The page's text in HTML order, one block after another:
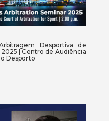
Desportiva de
| Centro de Audiência
Desporto